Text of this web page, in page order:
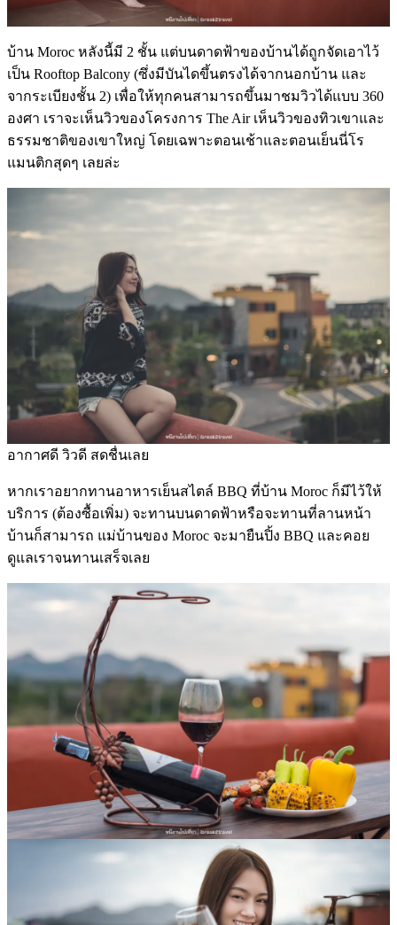
บ้าน Moroc หลังนี้มี 2 ชั้น แต่บนดาดฟ้าของบ้านได้ถูกจัดเอาไว้
เป็น Rooftop Balcony (ซึ่งมีบันไดขึ้นตรงได้จากนอกบ้าน และ
จากระเบียงชั้น 2) เพื่อให้ทุกคนสามารถขึ้นมาชมวิวได้แบบ 360
องศา เราจะเห็นวิวของโครงการ The Air เห็นวิวของทิวเขาและ
ธรรมชาติของเขาใหญ่ โดยเฉพาะตอนเช้าและตอนเย็นนี่โร
แมนติกสุดๆ เลยล่ะ
อากาศดี วิวดี สดชื่นเลย
หากเราอยากทานอาหารเย็นสไตล์ BBQ ที่บ้าน Moroc ก็มีไว้ให้
บริการ (ต้องซื้อเพิ่ม) จะทานบนดาดฟ้าหรือจะทานที่ลานหน้า
บ้านก็สามารถ แม่บ้านของ Moroc จะมายืนปิ้ง BBQ และคอย
ดูแลเราจนทานเสร็จเลย